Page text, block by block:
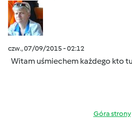
czw., 07/09/2015 - 02:12
Witam uśmiechem każdego kto
Góra strony